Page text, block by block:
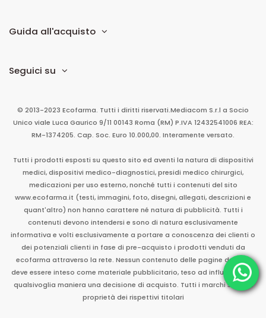
Guida all'acquisto
Seguici su
© 2013-2023 Ecofarma. Tutti i diritti riservati.Mediacom S.r.l a Socio
Unico viale Luca Gaurico 9/11 00143 Roma (RM) P.IVA 12432541006 REA:
RM-1374205. Cap. Soc. Euro 10.000,00. Interamente versato.
Tutti i prodotti esposti su questo sito ed aventi la natura di dispositivi
medici, dispositivi medico-diagnostici, presidi medico chirurgici,
medicazioni per uso esterno, nonché tutti i contenuti del sito
www.ecofarma.it (testi, immagini, foto, disegni, allegati, descrizioni e
quant'altro) non hanno carattere né natura di pubblicità. Tutti i
contenuti devono intendersi e sono di natura esclusivamente
informativa e volti esclusivamente a portare a conoscenza dei clienti o
dei potenziali clienti in fase di pre-acquisto i prodotti venduti da
ecofarma attraverso la rete. Nessun contenuto delle pagine del sito
deve essere inteso come materiale pubblicitario, teso ad influenzare in
qualsivoglia maniera una decisione di acquisto. Tutti i marchi sono di
proprietà dei rispettivi titolari